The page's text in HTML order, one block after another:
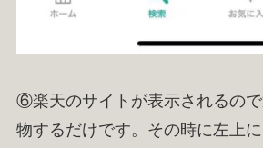
⑥楽天のサイトが表示されるの
物するだけです。その時に左上